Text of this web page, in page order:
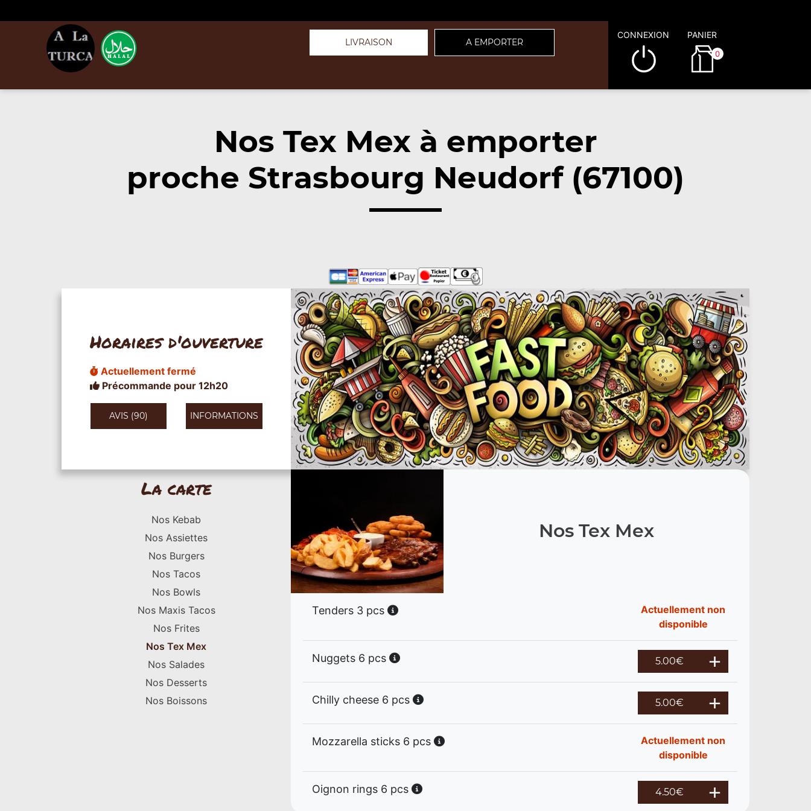
LIVRAISON A EMPORTER
CONNEXION PANIER
0
Nos Tex Mex à emporter
proche Strasbourg Neudorf (67100)
Horaires d'ouverture
Actuellement fermé
Précommande pour 12h20
AVIS (90) INFORMATIONS
La carte
Nos Kebab
Nos Assiettes
Nos Burgers
Nos Tacos
Nos Bowls
Nos Maxis Tacos
Nos Frites
Nos Tex Mex
Nos Salades
Nos Desserts
Nos Boissons
Nos Tex Mex
Tenders 3 pcs
Actuellement non
disponible
Nuggets 6 pcs 5.00€
Chilly cheese 6 pcs 5.00€
Mozzarella sticks 6 pcs
Actuellement non
disponible
Oignon rings 6 pcs 4.50€